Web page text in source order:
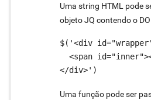
Uma string HTML pode
objeto JQ contendo o
$('<div
<span
</div>')
Uma função pode ser